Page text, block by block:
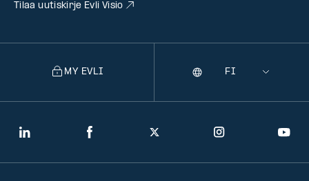
Tilaa uutiskirje Evli Visio
LinkedIn Facebook Twitter Instagram
MY EVLI
Selecting
Kieli